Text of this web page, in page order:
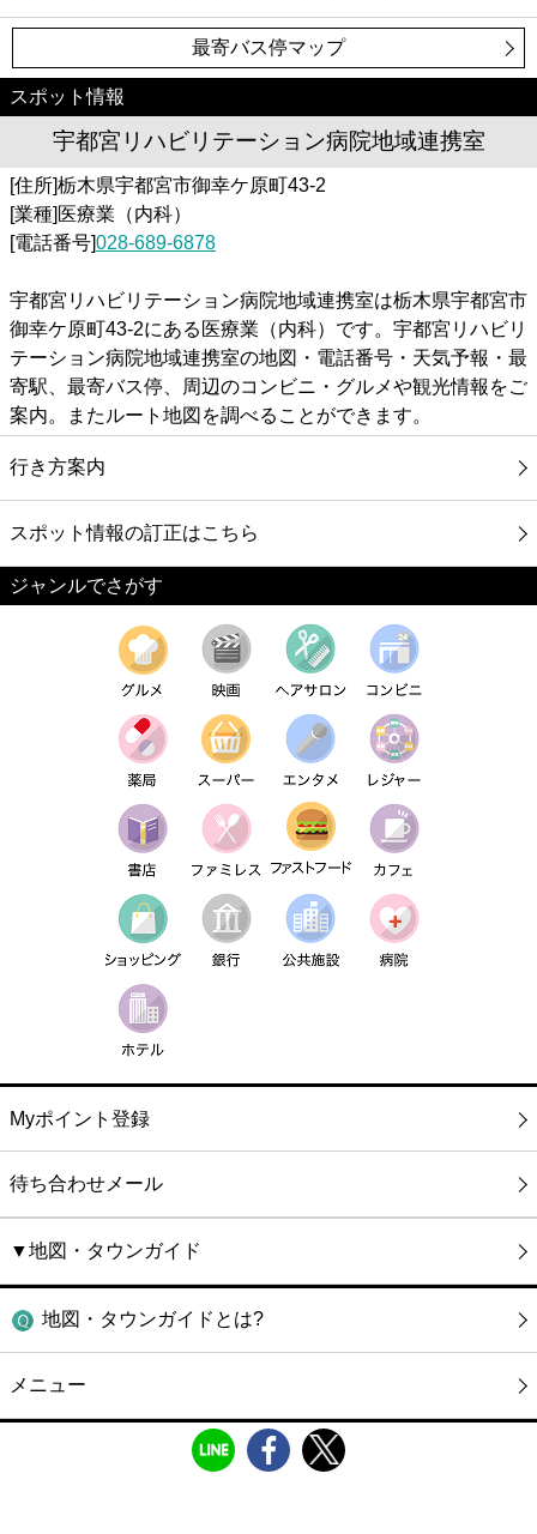
最寄バス停マップ
スポット情報
宇都宮リハビリテーション病院地域連携室
[住所]栃木県宇都宮市御幸ケ原町43-2
[業種]医療業（内科）
[電話番号]028-689-6878
宇都宮リハビリテーション病院地域連携室は栃木県宇都宮市
御幸ケ原町43-2にある医療業（内科）です。宇都宮リハビリ
テーション病院地域連携室の地図・電話番号・天気予報・最
寄駅、最寄バス停、周辺のコンビニ・グルメや観光情報をご
案内。またルート地図を調べることができます。
行き方案内
スポット情報の訂正はこちら
ジャンルでさがす
Myポイント登録
待ち合わせメール
▼地図・タウンガイド
地図・タウンガイドとは?
メニュー